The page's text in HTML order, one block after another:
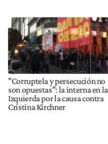
"Corruptela y persecución no
son opuestas": la interna en la
Izquierda por la causa contra
Cristina Kirchner